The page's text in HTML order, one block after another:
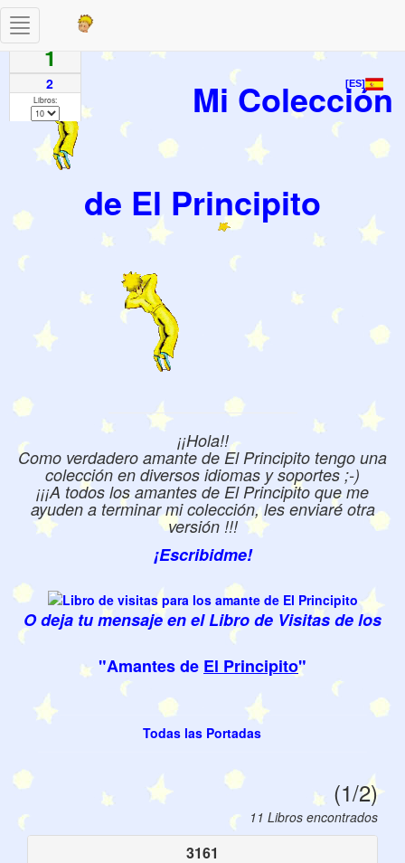
[ES]
Mi Colección
de El Principito
¡¡Hola!!
Como verdadero amante de El Principito tengo una
colección en diversos idiomas y soportes ;-)
¡¡¡A todos los amantes de El Principito que me
ayuden a terminar mi colección, les enviaré otra
versión !!!
¡Escribidme!
O deja tu mensaje en el Libro de Visitas de los
"Amantes de El Principito"
Todas las Portadas
Toggle
navigation
(1/2)
11 Libros encontrados
Paginas
1
2
Libros:
3161